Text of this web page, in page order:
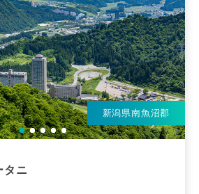
新潟県南魚沼郡
タニ